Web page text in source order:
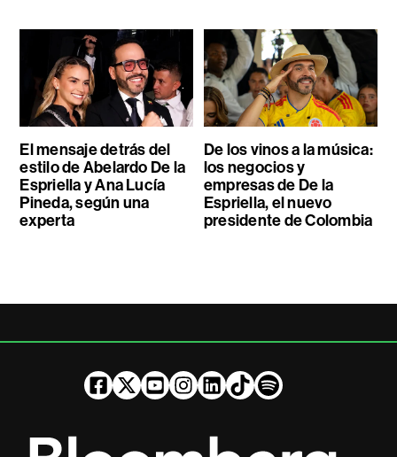
El mensaje detrás del
estilo de Abelardo De la
Espriella y Ana Lucía
Pineda, según una
experta
De los vinos a la música:
los negocios y
empresas de De la
Espriella, el nuevo
presidente de Colombia